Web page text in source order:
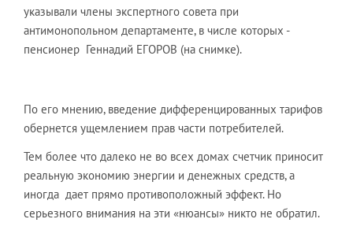
указывали члены экспертного совета при
антимонопольном департаменте, в числе которых -
пенсионер Геннадий ЕГОРОВ (на снимке).
По его мнению, введение дифференцированных тарифов
обернется ущемлением прав части потребителей.
Тем более что далеко не во всех домах счетчик приносит
реальную экономию энергии и денежных средств, а
иногда дает прямо противоположный эффект. Но
серьезного внимания на эти «нюансы» никто не обратил.